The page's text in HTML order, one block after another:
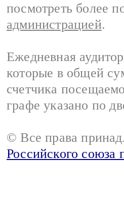
посмотреть более
администрацией.
Ежедневная
которые в общей
счетчика
графе указано по
© Все права
Российского союза